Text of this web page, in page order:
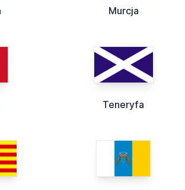
Murcja
Teneryfa